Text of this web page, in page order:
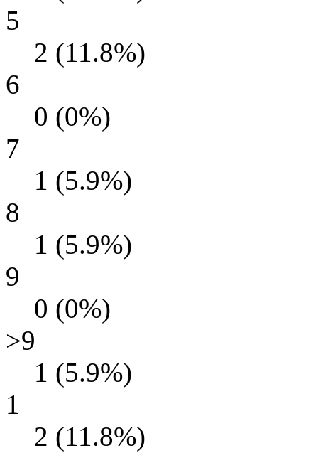
5
2 (11.8%)
6
0 (0%)
7
1 (5.9%)
8
1 (5.9%)
9
0 (0%)
>9
1 (5.9%)
1
2 (11.8%)